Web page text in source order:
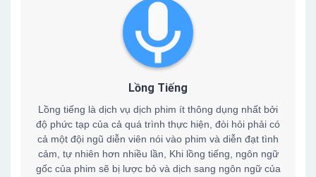
Lồng Tiếng
Lồng tiếng là dịch vụ dịch phim ít thông dụng nhất bởi
độ phức tạp của cả quá trình thực hiện, đòi hỏi phải có
cả một đội ngũ diễn viên nói vào phim và diễn đạt tình
cảm, tự nhiên hơn nhiều lần, Khi lồng tiếng, ngôn ngữ
gốc của phim sẽ bị lược bỏ và dịch sang ngôn ngữ của